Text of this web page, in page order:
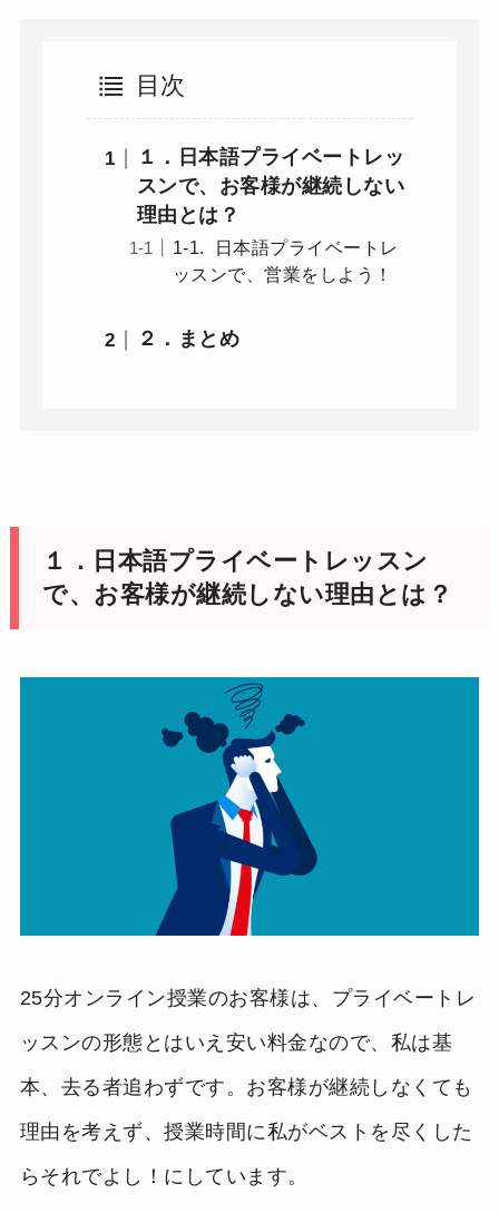
目次
１．日本語プライベートレッ
スンで、お客様が継続しない
理由とは？
1-1. 日本語プライベートレ
ッスンで、営業をしよう！
２．まとめ
１．日本語プライベートレッスン
で、お客様が継続しない理由とは？
25分オンライン授業のお客様は、プライベートレ
ッスンの形態とはいえ安い料金なので、私は基
本、去る者追わずです。お客様が継続しなくても
理由を考えず、授業時間に私がベストを尽くした
らそれでよし！にしています。